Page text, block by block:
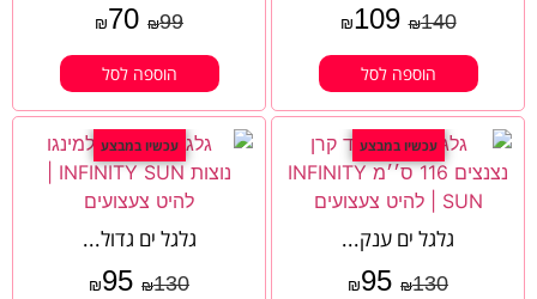
₪140
₪109
הוספה לסל
₪99
₪70
הוספה לסל
עכשיו במבצע
גלגל ים ענק...
₪130
₪95
עכשיו במבצע
גלגל ים גדול...
₪130
₪95